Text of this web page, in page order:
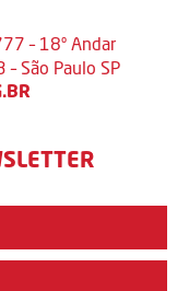
– 18º Andar
São Paulo SP